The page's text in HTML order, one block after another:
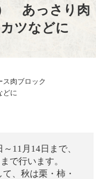
） あっさり肉
ツなどに
肉ブロック
に
11月14日まで、
で行います。
、秋は栗・柿・